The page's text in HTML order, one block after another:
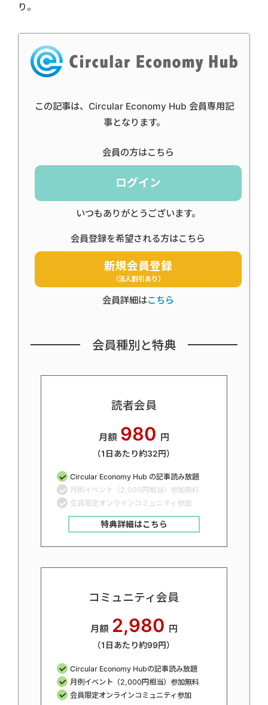
り。
この記事は、Circular Economy Hub 会員専用記
事となります。
会員の方はこちら
ログイン
いつもありがとうございます。
会員登録を希望される方はこちら
新規会員登録
（法人割引あり）
会員詳細はこちら
会員種別と特典
読者会員
月額 980 円
（1日あたり約32円）
Circular Economy Hub の記事読み放題
月例イベント（2,000円相当）参加無料
会員限定オンラインコミュニティ参加
特典詳細はこちら
コミュニティ会員
月額 2,980 円
（1日あたり約99円）
Circular Economy Hubの記事読み放題
月例イベント（2,000円相当）参加無料
会員限定オンラインコミュニティ参加